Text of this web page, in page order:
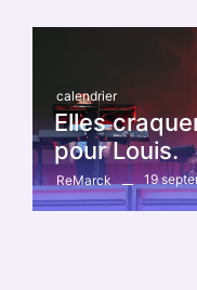
calendrier
Elles
pour Louis.
ReMarck 19